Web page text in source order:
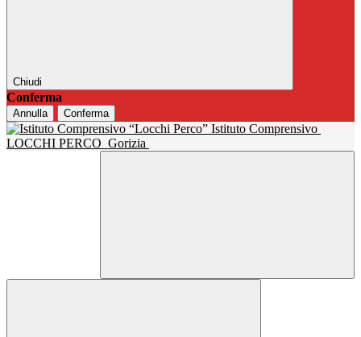
Chiudi
Conferma
Annulla Conferma
Istituto Comprensivo
LOCCHI PERCO Gorizia